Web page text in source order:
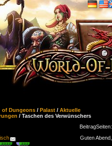
of Dungeons / Palast / Aktuelle
/ Taschen des Verwünschers
BeitragSeiten:
Guten Abend,